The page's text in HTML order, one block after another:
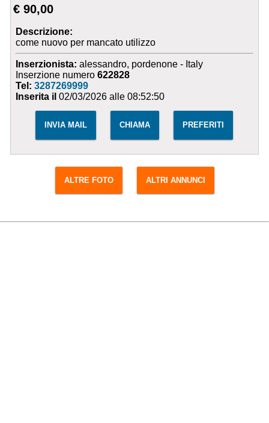
€ 90,00
Descrizione:
come nuovo per mancato utilizzo
Inserzionista: alessandro, pordenone - Italy
Inserzione numero622828
Tel:3287269999
Inserita il 02/03/2026 alle 08:52:50
INVIA MAIL CHIAMA PREFERITI
ALTRE FOTO ALTRI ANNUNCI